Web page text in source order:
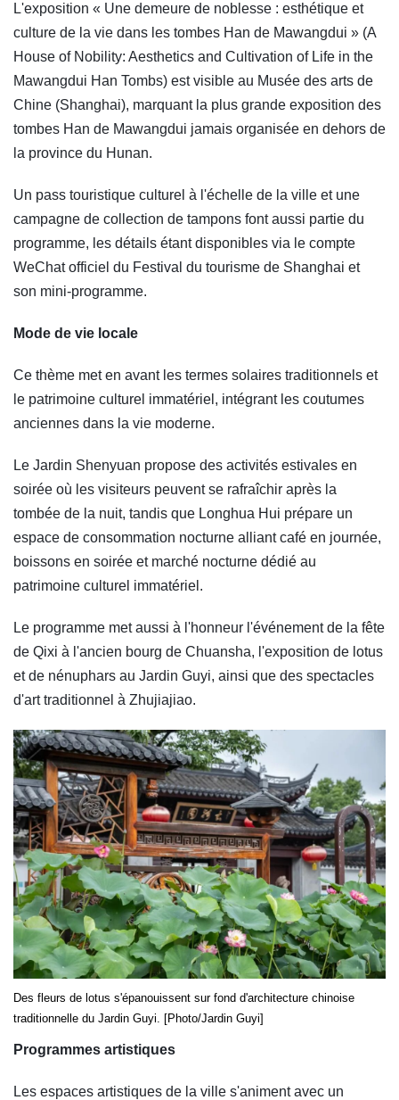
L'exposition « Une demeure de noblesse : esthétique et
culture de la vie dans les tombes Han de Mawangdui » (A
House of Nobility: Aesthetics and Cultivation of Life in the
Mawangdui Han Tombs) est visible au Musée des arts de
Chine (Shanghai), marquant la plus grande exposition des
tombes Han de Mawangdui jamais organisée en dehors de
la province du Hunan.
Un pass touristique culturel à l'échelle de la ville et une
campagne de collection de tampons font aussi partie du
programme, les détails étant disponibles via le compte
WeChat officiel du Festival du tourisme de Shanghai et
son mini-programme.
Mode de vie locale
Ce thème met en avant les termes solaires traditionnels et
le patrimoine culturel immatériel, intégrant les coutumes
anciennes dans la vie moderne.
Le Jardin Shenyuan propose des activités estivales en
soirée où les visiteurs peuvent se rafraîchir après la
tombée de la nuit, tandis que Longhua Hui prépare un
espace de consommation nocturne alliant café en journée,
boissons en soirée et marché nocturne dédié au
patrimoine culturel immatériel.
Le programme met aussi à l'honneur l'événement de la fête
de Qixi à l'ancien bourg de Chuansha, l'exposition de lotus
et de nénuphars au Jardin Guyi, ainsi que des spectacles
d'art traditionnel à Zhujiajiao.
Des fleurs de lotus s'épanouissent sur fond d'architecture chinoise
traditionnelle du Jardin Guyi. [Photo/Jardin Guyi]
Programmes artistiques
Les espaces artistiques de la ville s'animent avec un